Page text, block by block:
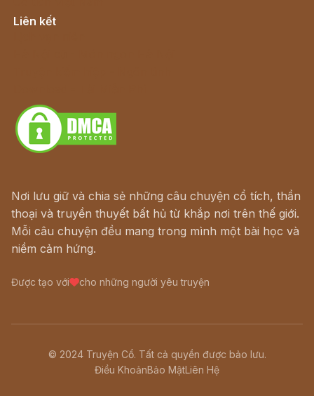
Liên kết
Nơi lưu giữ và chia sẻ những câu chuyện cổ tích, thần
thoại và truyền thuyết bất hủ từ khắp nơi trên thế giới.
Mỗi câu chuyện đều mang trong mình một bài học và
niềm cảm hứng.
Được tạo với cho những người yêu truyện
© 2024 Truyện Cổ. Tất cả quyền được bảo lưu.
Điều KhoảnBảo MậtLiên Hệ